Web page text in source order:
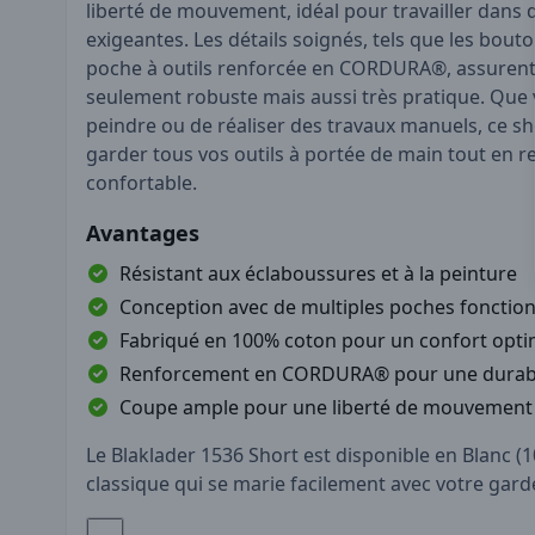
liberté de mouvement, idéal pour travailler dans
exigeantes. Les détails soignés, tels que les
poche à outils renforcée en CORDURA®,
seulement robuste mais aussi très pratique. Que
peindre ou de réaliser des travaux manuels, ce
garder tous vos outils à portée de main tout en
confortable.
Avantages
Résistant aux éclaboussures et à la peinture
Conception avec de multiples poches
Fabriqué en 100% coton pour un confort
Renforcement en CORDURA® pour une
Coupe ample pour une liberté de
Le Blaklader 1536 Short est disponible en Blanc
classique qui se marie facilement avec votre